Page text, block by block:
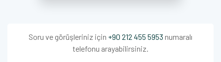
Soru ve görüşleriniz için +90 212 455 5953 numaralı
telefonu arayabilirsiniz.